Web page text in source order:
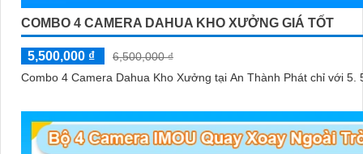
COMBO 4 CAMERA DAHUA KHO XƯỞNG GIÁ TỐT
5,500,000 ₫
6,500,000 ₫
Combo 4 Camera Dahua Kho Xưởng tại An Thành Phát chỉ với 5.